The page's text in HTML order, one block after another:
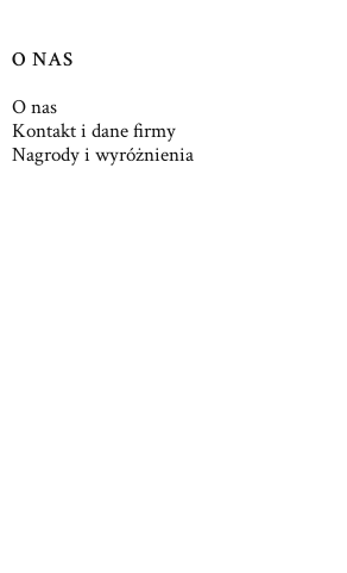
O NAS
O nas
Kontakt i dane firmy
Nagrody i wyróżnienia